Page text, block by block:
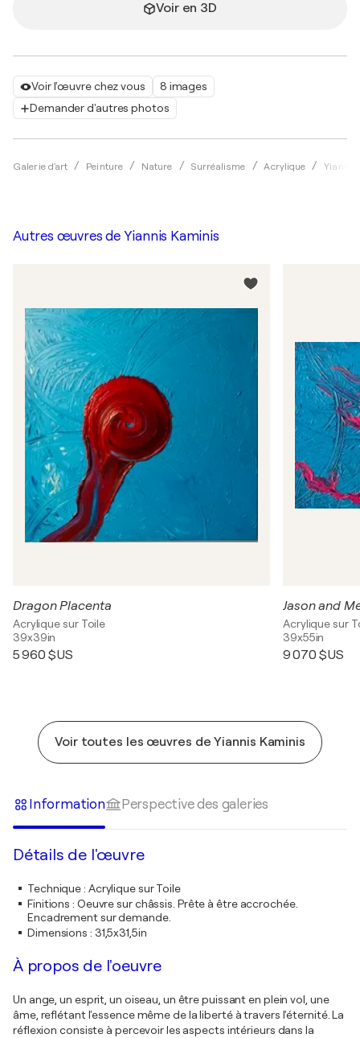
Voir l'œuvre chez vous
8 images
Demander d'autres photos
Galerie d'art Peinture Nature Surréalisme Acrylique Yiannis
Voir en 3D
Autres œuvres de Yiannis Kaminis
Dragon Placenta
Acrylique sur Toile
39x39in
5 960 $US
Jason and
Acrylique sur
39x55in
9 070 $US
Voir toutes les œuvres de Yiannis Kaminis
Information Perspective des galeries
Détails de l'œuvre
Technique: Acrylique sur Toile
Finitions : Oeuvre sur châssis. Prête à être accrochée.
Encadrement sur demande.
Dimensions : 31,5x31,5in
À propos de l'oeuvre
Un ange, un esprit, un oiseau, un être puissant en plein vol, une
âme, reflétant l'essence même de la liberté à travers l'éternité. La
réflexion consiste à percevoir les aspects intérieurs dans la